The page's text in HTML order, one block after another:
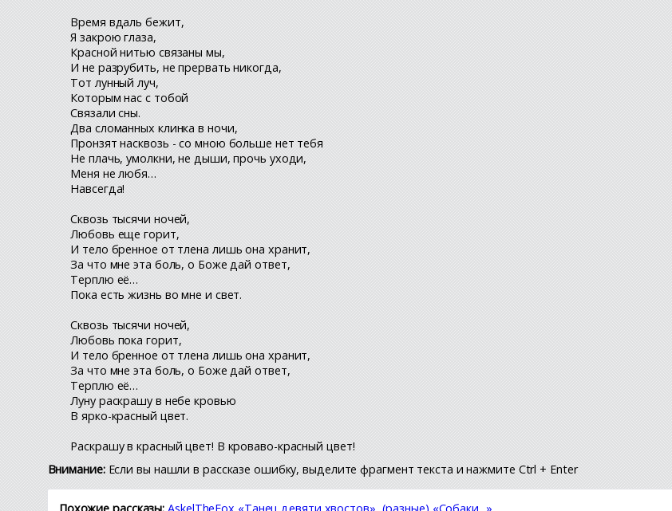
Время вдаль бежит,
Я закрою глаза,
Красной нитью связаны мы,
И не разрубить, не прервать никогда,
Тот лунный луч,
Которым нас с тобой
Связали сны.
Два сломанных клинка в ночи,
Пронзят насквозь - со мною больше нет тебя
Не плачь, умолкни, не дыши, прочь уходи,
Меня не любя…
Навсегда!
Сквозь тысячи ночей,
Любовь еще горит,
И тело бренное от тлена лишь она хранит,
За что мне эта боль, о Боже дай ответ,
Терплю её…
Пока есть жизнь во мне и свет.
Сквозь тысячи ночей,
Любовь пока горит,
И тело бренное от тлена лишь она хранит,
За что мне эта боль, о Боже дай ответ,
Терплю её…
Луну раскрашу в небе кровью
В ярко-красный цвет.
Раскрашу в красный цвет! В кроваво-красный цвет!
Внимание: Если вы нашли в рассказе ошибку, выделите фрагмент текста и нажмите Ctrl + Enter